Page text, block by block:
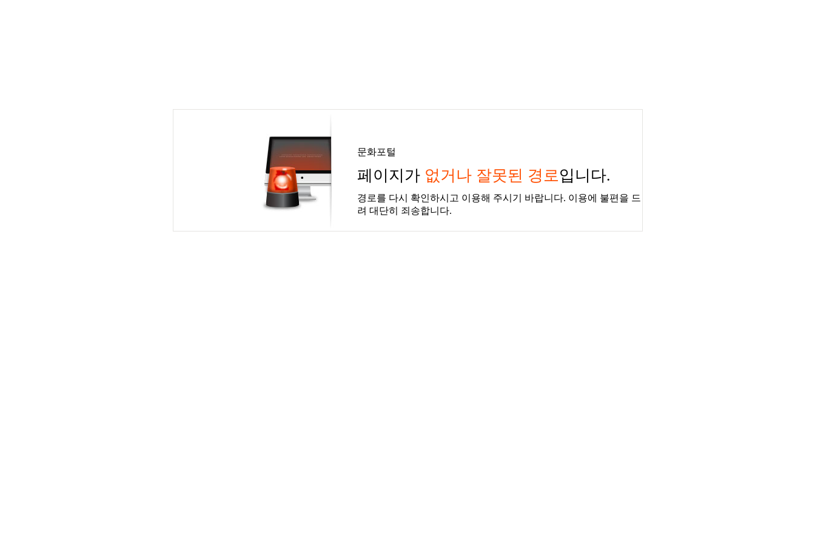
문화포털
페이지가 없거나 잘못된 경로입니다.
경로를 다시 확인하시고 이용해 주시기 바랍니다. 이용에 불편을 드
려 대단히 죄송합니다.